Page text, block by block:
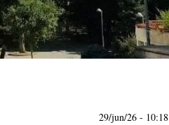
29/jun/26 - 10:18